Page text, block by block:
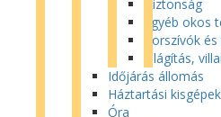
Biztonság
Egyéb okos
Porszívók
Világítás,
Időjárás állomás
Háztartási kisgépek
Óra